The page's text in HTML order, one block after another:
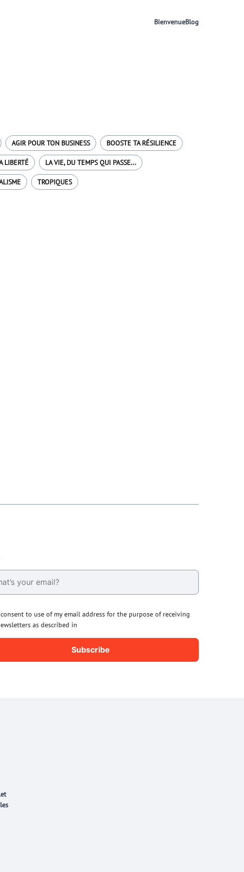
BienvenueBlog
AGIR POUR TON BUSINESS BOOSTE TA RÉSILIENCE
LIBERTÉ LA VIE, DU TEMPS QUI PASSE...
TROPIQUES
to use of my email address for the purpose of receiving
as described in